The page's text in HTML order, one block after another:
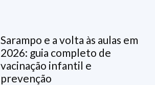
Sarampo e a volta às aulas em
2026: guia completo de
vacinação infantil e
prevenção